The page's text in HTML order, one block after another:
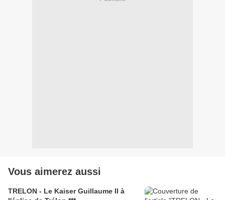
Vous aimerez aussi
TRELON - Le Kaiser Guillaume II à